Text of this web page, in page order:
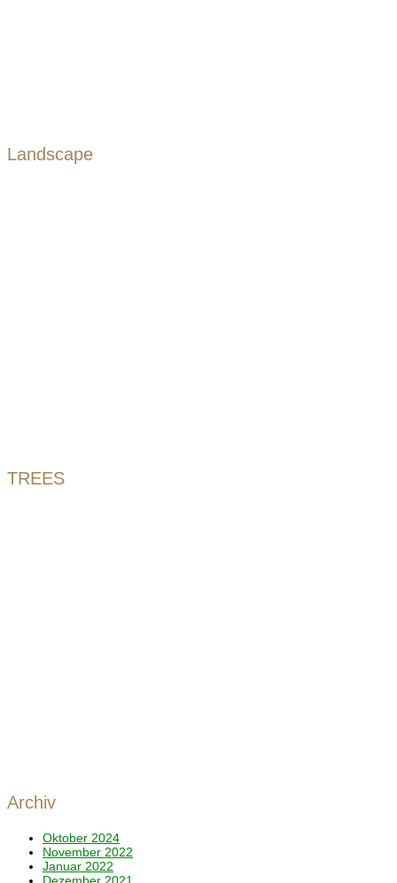
Landscape
TREES
Archiv
Oktober 2024
November 2022
Januar 2022